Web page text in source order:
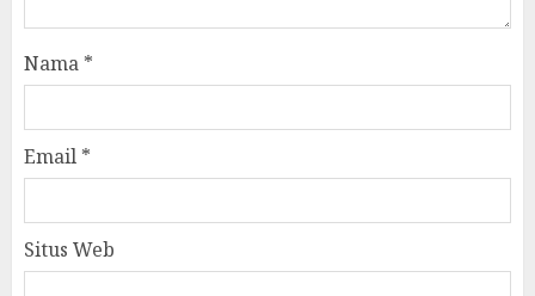
Nama *
Email *
Situs Web